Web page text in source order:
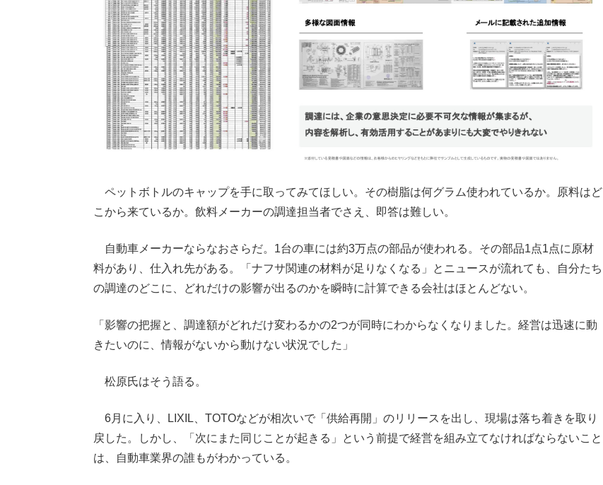
ペットボトルのキャップを手に取ってみてほしい。その樹脂は何グラム使われているか。原料はど
こから来ているか。飲料メーカーの調達担当者でさえ、即答は難しい。
自動車メーカーならなおさらだ。1台の車には約3万点の部品が使われる。その部品1点1点に原材
料があり、仕入れ先がある。「ナフサ関連の材料が足りなくなる」とニュースが流れても、自分たち
の調達のどこに、どれだけの影響が出るのかを瞬時に計算できる会社はほとんどない。
「影響の把握と、調達額がどれだけ変わるかの2つが同時にわからなくなりました。経営は迅速に動
きたいのに、情報がないから動けない状況でした」
松原氏はそう語る。
6月に入り、LIXIL、TOTOなどが相次いで「供給再開」のリリースを出し、現場は落ち着きを取り
戻した。しかし、「次にまた同じことが起きる」という前提で経営を組み立てなければならないこと
は、自動車業界の誰もがわかっている。